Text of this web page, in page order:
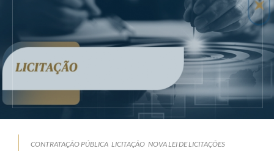
CONTRATAÇÃO PÚBLICA LICITAÇÃO NOVA LEI DE LICITAÇÕES